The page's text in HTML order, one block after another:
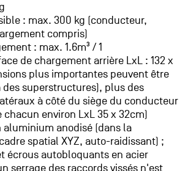
: max. 300 kg (conducteur,
compris)
: max. 1.6m³ / 1
de chargement arrière LxL : 132 x
plus importantes peuvent être
des superstructures), plus des
à côté du siège du conducteur
environ LxL 35 x 32cm)
aluminium anodisé (dans la
spatial XYZ, auto-raidissant) ;
écrous autobloquants en acier
serrage des raccords vissés n'est